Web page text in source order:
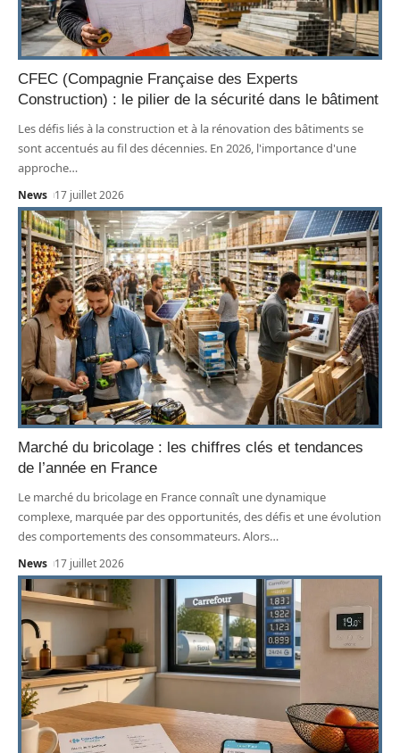
CFEC (Compagnie Française des Experts
Construction) : le pilier de la sécurité dans le bâtiment
Les défis liés à la construction et à la rénovation des bâtiments se
sont accentués au fil des décennies. En 2026, l'importance d'une
approche…
News 17 juillet 2026
Marché du bricolage : les chiffres clés et tendances
de l’année en France
Le marché du bricolage en France connaît une dynamique
complexe, marquée par des opportunités, des défis et une évolution
des comportements des consommateurs. Alors…
News 17 juillet 2026